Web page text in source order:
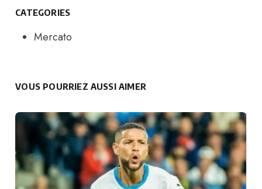
CATEGORIES
Mercato
VOUS POURRIEZ AUSSI AIMER